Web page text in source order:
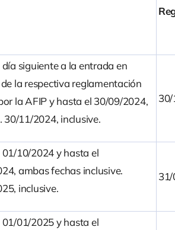
día siguiente a la entrada en
la respectiva reglamentación
la AFIP y hasta el 30/09/2024,
30/11/2024, inclusive.
30/
01/10/2024 y hasta el
ambas fechas inclusive.
inclusive.
31/
01/01/2025 y hasta el